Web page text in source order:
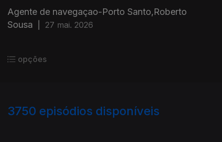
Agente de navegaçao-Porto Santo,Roberto
Sousa
27 mai. 2026
opções
3750 episódios disponíveis